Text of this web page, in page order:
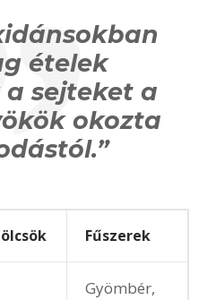
ételek
sejteket a
okozta
Fűszerek
Gyömbér,